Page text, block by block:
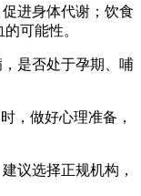
进身体代谢；饮食
可能性。
是否处于孕期、哺
，做好心理准备，
议选择正规机构，